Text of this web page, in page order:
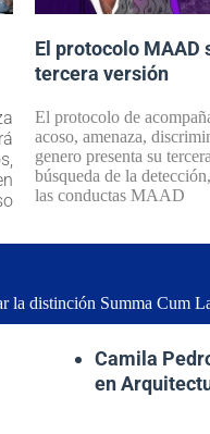
El protocolo MAAD
tercera versión
El protocolo de
acoso, amenaza,
genero presenta su
búsqueda de la
las conductas MAAD
distinción Summa Cum
Camila
en